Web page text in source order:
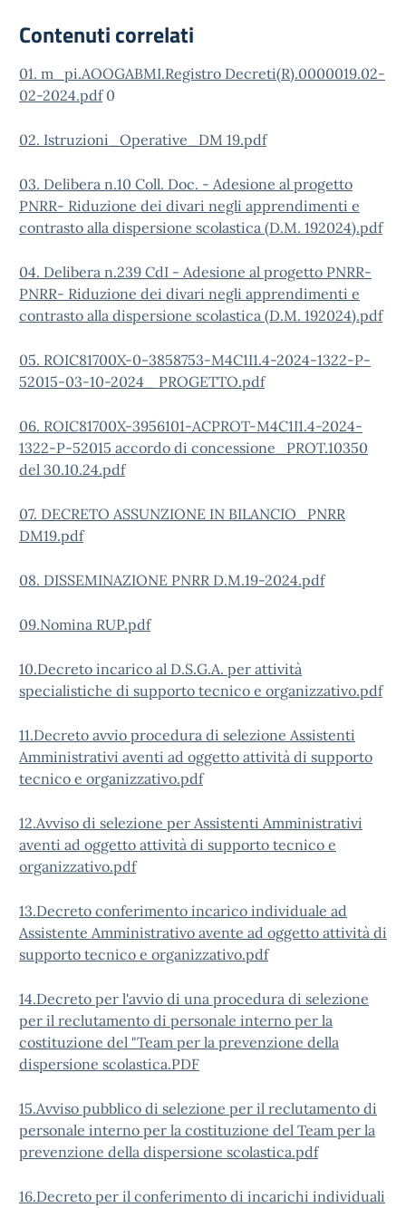
Contenuti correlati
01. m_pi.AOOGABMI.Registro Decreti(R).0000019.02-
02-2024.pdf0
02. Istruzioni_Operative_DM 19.pdf
03. Delibera n.10 Coll. Doc. - Adesione al progetto
PNRR- Riduzione dei divari negli apprendimenti e
contrasto alla dispersione scolastica (D.M. 192024).pdf
04. Delibera n.239 CdI - Adesione al progetto PNRR-
PNRR- Riduzione dei divari negli apprendimenti e
contrasto alla dispersione scolastica (D.M. 192024).pdf
05. ROIC81700X-0-3858753-M4C1I1.4-2024-1322-P-
52015-03-10-2024_ PROGETTO.pdf
06. ROIC81700X-3956101-ACPROT-M4C1I1.4-2024-
1322-P-52015 accordo di concessione_PROT.10350
del 30.10.24.pdf
07. DECRETO ASSUNZIONE IN BILANCIO_PNRR
DM19.pdf
08. DISSEMINAZIONE PNRR D.M.19-2024.pdf
09.Nomina RUP.pdf
10.Decreto incarico al D.S.G.A. per attività
specialistiche di supporto tecnico e organizzativo.pdf
11.Decreto avvio procedura di selezione Assistenti
Amministrativi aventi ad oggetto attività di supporto
tecnico e organizzativo.pdf
12.Avviso di selezione per Assistenti Amministrativi
aventi ad oggetto attività di supporto tecnico e
organizzativo.pdf
13.Decreto conferimento incarico individuale ad
Assistente Amministrativo avente ad oggetto attività di
supporto tecnico e organizzativo.pdf
14.Decreto per l'avvio di una procedura di selezione
per il reclutamento di personale interno per la
costituzione del "Team per la prevenzione della
dispersione scolastica.PDF
15.Avviso pubblico di selezione per il reclutamento di
personale interno per la costituzione del Team per la
prevenzione della dispersione scolastica.pdf
16.Decreto per il conferimento di incarichi individuali